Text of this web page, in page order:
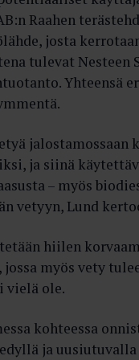
Raahen
josta
tulevat
Yhteensä
jalostamossaan
ja siinä
– myös
vetyyn, Lund
hiilen
jossa myös vety
vielä ole.
kohteessa
ja